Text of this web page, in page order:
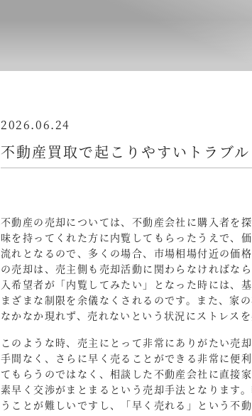
2026.06.24
不動産買取で起こりやすいトラブ
不動産の売却については、不動産会社に購入者を
味を持ってくれた方に内覧してもらったうえで、
流れとなるので、多くの場合、市場相場付近の価
の売却は、売主側も売却活動に関わらなければな
入希望者が「内覧してみたい」となった時には、
まざまな制限を余儀なくされるのです。また、家
なかなか現れず、売れないという状況にストレス
このような時、売主にとって非常にありがたい売
手間なく、さらに早く売ることができる非常に便
てもらうのではなく、相談した不動産会社に直接
素早く交渉がまとまるという売却手法となります
うことが難しいですし、「早く売れる」という不